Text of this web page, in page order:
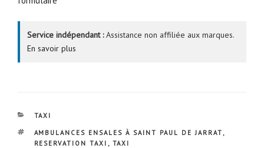
Service indépendant :Assistance non affiliée aux marques.
En savoir plus
CATÉGORIES
TAXI
ÉTIQUETTES
AMBULANCES ENSALES À SAINT PAUL DE JARRAT,
RESERVATION TAXI , TAXI